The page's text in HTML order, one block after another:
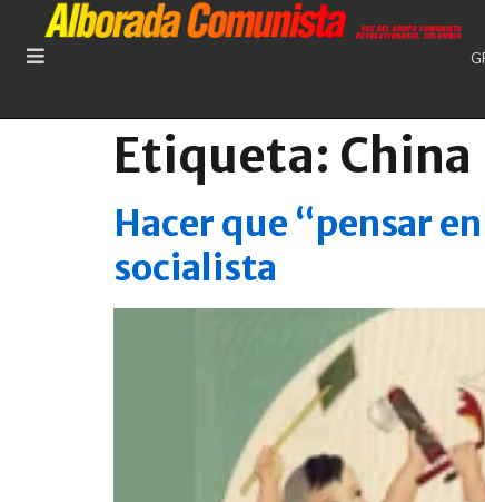
Etiqueta: China
Hacer que “pensar
socialista